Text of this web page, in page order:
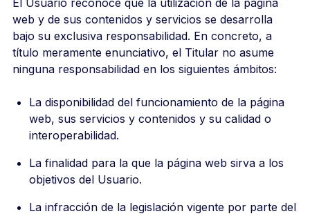
El Usuario reconoce que la utilización de la página
web y de sus contenidos y servicios se desarrolla
bajo su exclusiva responsabilidad. En concreto, a
título meramente enunciativo, el Titular no asume
ninguna responsabilidad en los siguientes ámbitos:
La disponibilidad del funcionamiento de la página
web, sus servicios y contenidos y su calidad o
interoperabilidad.
La finalidad para la que la página web sirva a los
objetivos del Usuario.
La infracción de la legislación vigente por parte del